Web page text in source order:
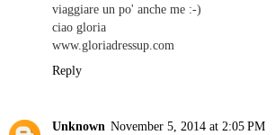
viaggiare un po' anche me :-)
ciao gloria
www.gloriadressup.com
Reply
Unknown November 5, 2014 at 2:05 PM